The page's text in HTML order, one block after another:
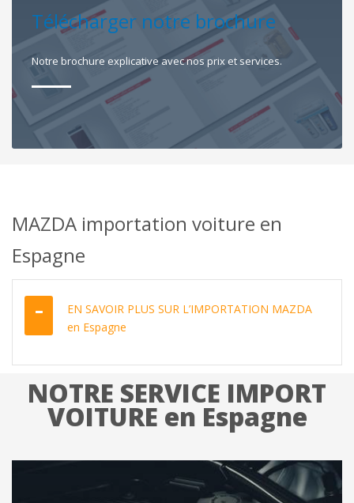
Télécharger notre brochure
Notre brochure explicative avec nos prix et services.
MAZDA importation voiture en
Espagne
EN SAVOIR PLUS SUR L’IMPORTATION MAZDA
en Espagne
NOTRE SERVICE IMPORT
VOITURE en Espagne